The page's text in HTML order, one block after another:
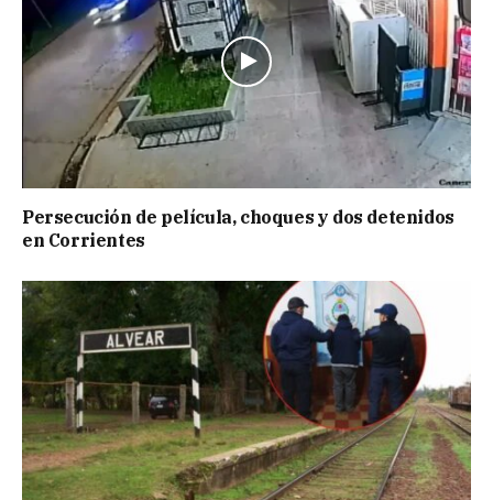
Persecución de película, choques y dos detenidos
en Corrientes